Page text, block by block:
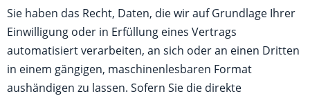
Sie haben das Recht, Daten, die wir auf Grundlage Ihrer
Einwilligung oder in Erfüllung eines Vertrags
automatisiert verarbeiten, an sich oder an einen Dritten
in einem gängigen, maschinenlesbaren Format
aushändigen zu lassen. Sofern Sie die direkte